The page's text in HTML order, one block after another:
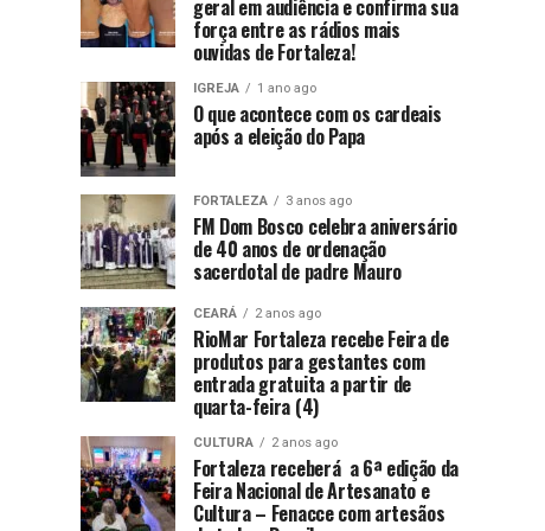
geral em audiência e confirma sua
força entre as rádios mais
ouvidas de Fortaleza!
IGREJA 1 ano ago
O que acontece com os cardeais
após a eleição do Papa
FORTALEZA 3 anos ago
FM Dom Bosco celebra aniversário
de 40 anos de ordenação
sacerdotal de padre Mauro
CEARÁ 2 anos ago
RioMar Fortaleza recebe Feira de
produtos para gestantes com
entrada gratuita a partir de
quarta-feira (4)
CULTURA 2 anos ago
Fortaleza receberá a 6ª edição da
Feira Nacional de Artesanato e
Cultura – Fenacce com artesãos